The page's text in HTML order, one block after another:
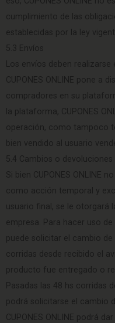
cumplimiento de las
establecidas por la ley
5.3 Envíos
Los envíos deben
CUPONES ONLINE pone a
compradores en su
la plataforma, CUPONES
operación, como tampoco
bien vendido al usuario
5.4 Cambios o devoluciones
Si bien CUPONES ONLINE
como acción temporal y
usuario final, se le otorgará
empresa. Para hacer uso
puede solicitar el cambio de
corridas desde recibido el
producto fue entregado o
Pasadas las 48 hs corridas
podrá solicitarse el cambio
CUPONES ONLINE podrá